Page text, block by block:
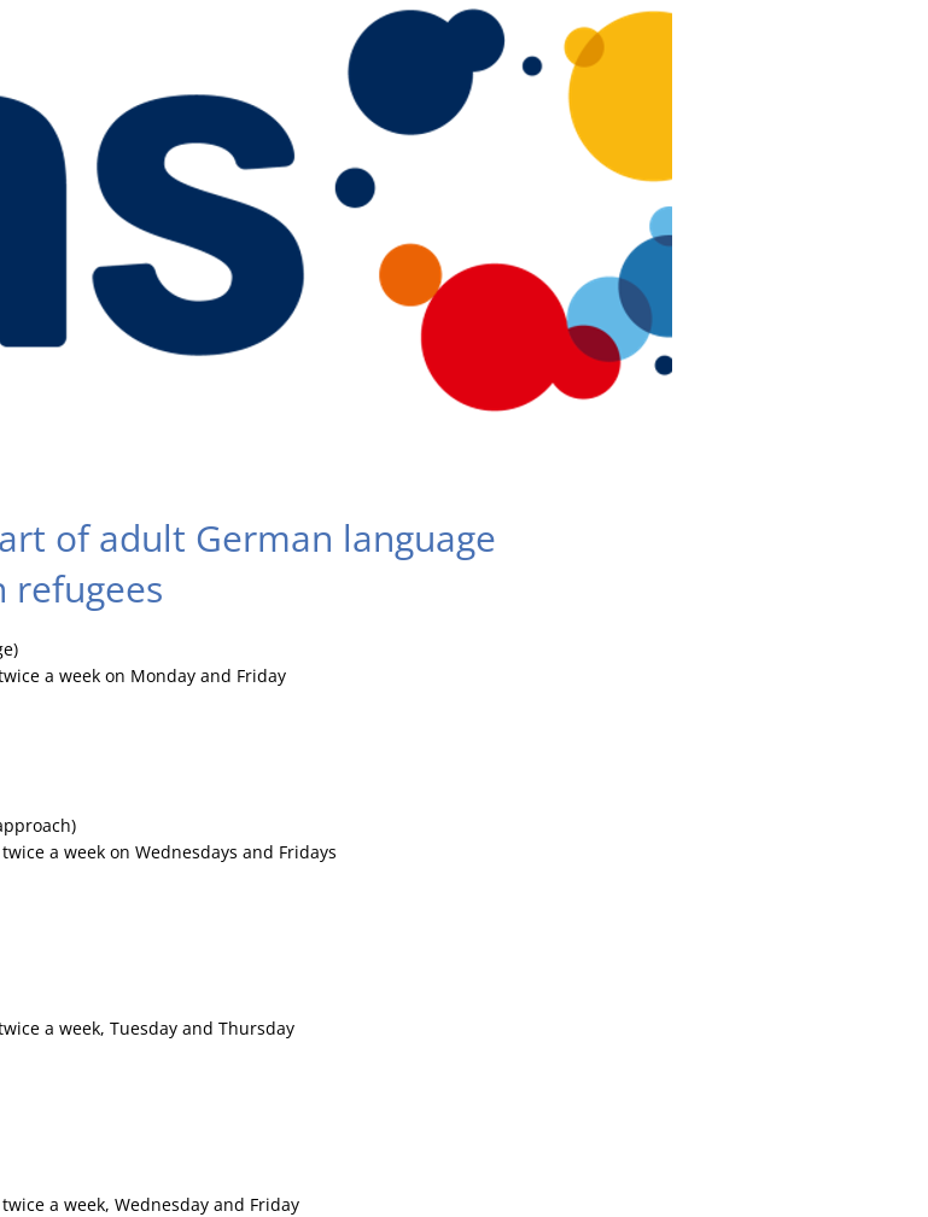
of adult German language
refugees
a week on Monday and Friday
a week on Wednesdays and Fridays
a week, Tuesday and Thursday
a week, Wednesday and Friday